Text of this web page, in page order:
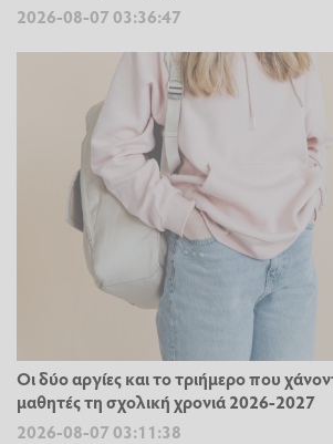
2026-08-07 03:36:47
Οι δύο αργίες και το τριήμερο που
μαθητές τη σχολική χρονιά 2026-2027
2026-08-07 03:11:38